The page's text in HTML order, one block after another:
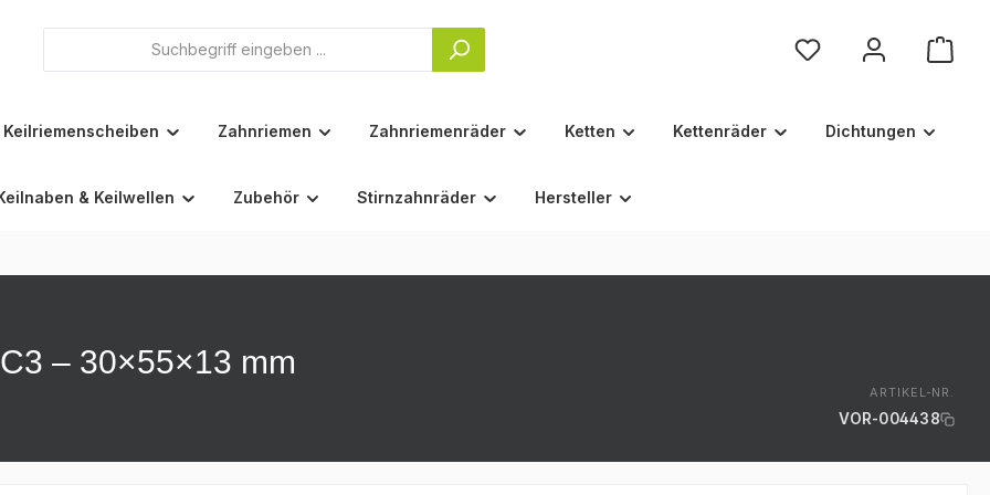
Du hast 0 Produkte
Keilriemenscheiben Zahnriemen Zahnriemenräder Ketten Kettenräder Dichtungen
& Keilwellen Zubehör Stirnzahnräder Hersteller
– 30×55×13 mm
ARTIKEL-NR.
VOR-004438